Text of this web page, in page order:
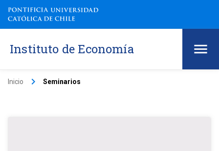
Instituto de Economía
Inicio keyboard_arrow_right Seminarios